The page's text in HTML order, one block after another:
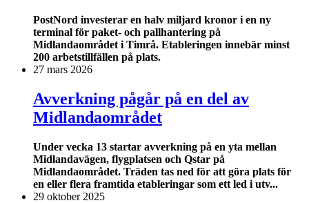
PostNord investerar en halv miljard kronor i en ny
terminal för paket- och pallhantering på
Midlandaområdet i Timrå. Etableringen innebär minst
200 arbetstillfällen på plats.
27 mars 2026
Avverkning pågår på en del av
Midlandaområdet
Under vecka 13 startar avverkning på en yta mellan
Midlandavägen, flygplatsen och Qstar på
Midlandaområdet. Träden tas ned för att göra plats för
en eller flera framtida etableringar som ett led i utv...
29 oktober 2025